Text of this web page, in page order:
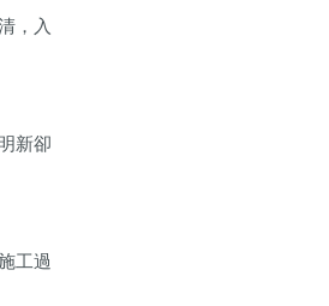
，入
新卻
工過